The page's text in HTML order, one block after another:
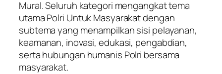
Mural. Seluruh kategori mengangkat tema
utama Polri Untuk Masyarakat dengan
subtema yang menampilkan sisi pelayanan,
keamanan, inovasi, edukasi, pengabdian,
serta hubungan humanis Polri bersama
masyarakat.